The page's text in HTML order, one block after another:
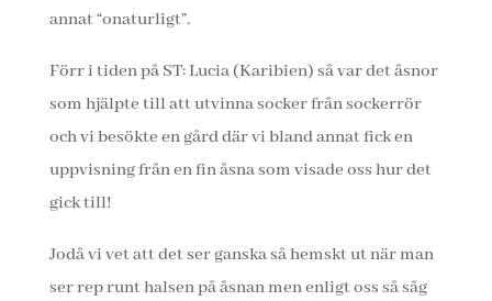
annat “onaturligt”.
Förr i tiden på ST: Lucia (Karibien) så var det åsnor
som hjälpte till att utvinna socker från sockerrör
och vi besökte en gård där vi bland annat fick en
uppvisning från en fin åsna som visade oss hur det
gick till!
Jodå vi vet att det ser ganska så hemskt ut när man
ser rep runt halsen på åsnan men enligt oss så såg